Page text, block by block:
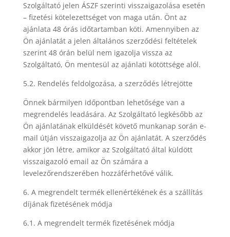
Szolgáltató jelen ÁSZF szerinti visszaigazolása esetén
– fizetési kötelezettséget von maga után. Önt az
ajánlata 48 órás időtartamban köti. Amennyiben az
Ön ajánlatát a jelen általános szerződési feltételek
szerint 48 órán belül nem igazolja vissza az
Szolgáltató, Ön mentesül az ajánlati kötöttsége alól.
5.2. Rendelés feldolgozása, a szerződés létrejötte
Önnek bármilyen időpontban lehetősége van a
megrendelés leadására. Az Szolgáltató legkésőbb az
Ön ajánlatának elküldését követő munkanap során e-
mail útján visszaigazolja az Ön ajánlatát. A szerződés
akkor jön létre, amikor az Szolgáltató által küldött
visszaigazoló email az Ön számára a
levelezőrendszerében hozzáférhetővé válik.
6. A megrendelt termék ellenértékének és a szállítás
díjának fizetésének módja
6.1. A megrendelt termék fizetésének módja